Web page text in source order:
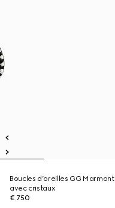
Boucles d’oreilles GG Marmont
avec cristaux
€ 750